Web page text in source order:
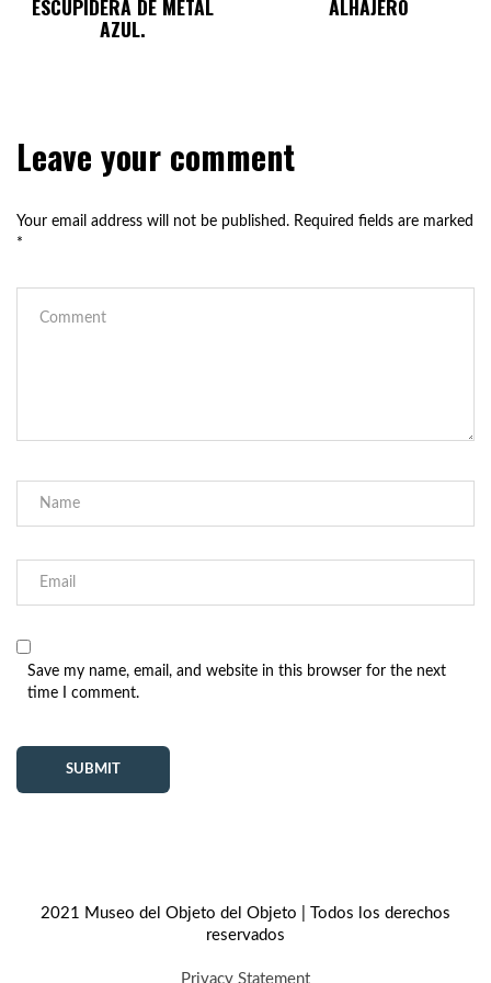
ESCUPIDERA DE METAL
AZUL.
ALHAJERO
Leave your comment
Your email address will not be published. Required fields are marked
*
Save my name, email, and website in this browser for the next
time I comment.
2021 Museo del Objeto del Objeto | Todos los derechos
reservados
Privacy Statement